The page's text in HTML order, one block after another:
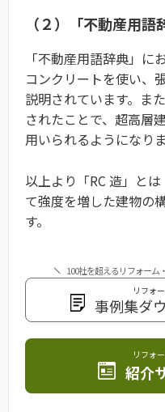
（２）「不動産用語
「不動産用語辞典」に
コンクリートを使い、
説明されています。ま
されたことで、超高層
用いられるようになり
以上より「RC 造」と
て強度を増した建物の
す。
100社を超えるリフォーム
リフォ
事例集ダ
リフォ
紹介